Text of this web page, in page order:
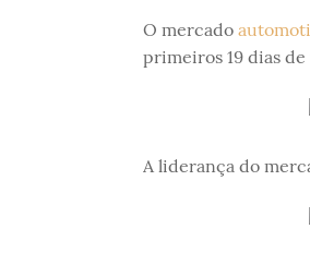
O mercado
primeiros 19 dias
A liderança do